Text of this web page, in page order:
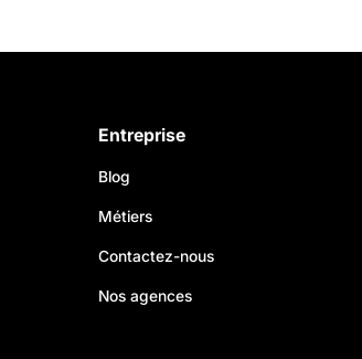
Entreprise
Blog
Métiers
Contactez-nous
Nos agences